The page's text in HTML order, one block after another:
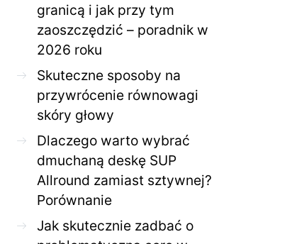
ZDROWE CIAŁO
Jak skutecznie zadbać o
problematyczną cerę w
domowym spa?
28 KWIETNIA 2026 27 KWIETNIA 2026
granicą i jak przy tym
zaoszczędzić – poradnik w
2026 roku
Skuteczne sposoby na
przywrócenie równowagi
skóry głowy
Dlaczego warto wybrać
dmuchaną deskę SUP
Allround zamiast sztywnej?
Porównanie
Jak skutecznie zadbać o